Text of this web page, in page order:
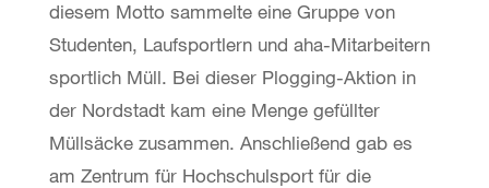
diesem Motto sammelte eine Gruppe von
Studenten, Laufsportlern und aha-Mitarbeitern
sportlich Müll. Bei dieser Plogging-Aktion in
der Nordstadt kam eine Menge gefüllter
Müllsäcke zusammen. Anschließend gab es
am Zentrum für Hochschulsport für die